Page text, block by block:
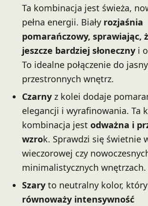
Ta kombinacja jest świeża,
pełna energii. Biały rozjaśnia
pomarańczowy, sprawiając,
jeszcze bardziej słonecznyi
To idealne połączenie do
przestronnych wnętrz.
Czarnyz kolei dodaje
elegancji i wyrafinowania. Ta
kombinacja jest odważna i
wzrok. Sprawdzi się świetnie
wieczorowej czy
minimalistycznych wnętrzach.
Szaryto neutralny kolor,
równoważy intensywność